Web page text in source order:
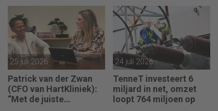
Nederlandse M&A
voor de wereld van
vandaag.”
25 juli 2026
Patrick van der Zwan
(CFO van HartKliniek):
“Met de juiste
24 juli 2026
TenneT investeert 6
miljard in net, omzet
loopt 764 miljoen op